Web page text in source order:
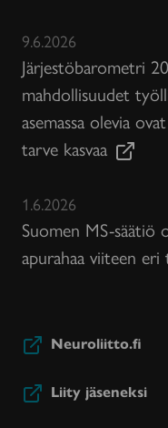
9.6.2026
Järjestöbarometri
mahdollisuudet
asemassa olevia
tarve kasvaa
1.6.2026
Suomen MS-
apurahaa viiteen
Neuroliitto.fi
Liity jäseneksi